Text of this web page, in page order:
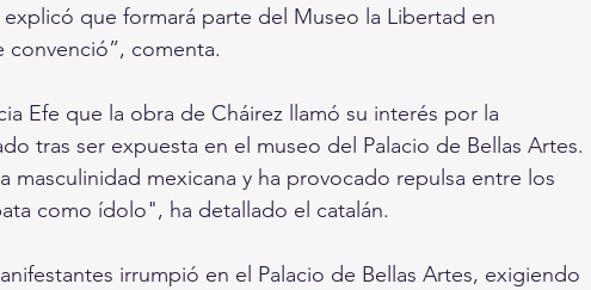
que formará parte del Museo la Libertad en
convenció”, comenta.
Efe que la obra de Cháirez llamó su interés por la
tras ser expuesta en el museo del Palacio de Bellas Artes.
masculinidad mexicana y ha provocado repulsa entre los
como ídolo", ha detallado el catalán.
irrumpió en el Palacio de Bellas Artes, exigiendo